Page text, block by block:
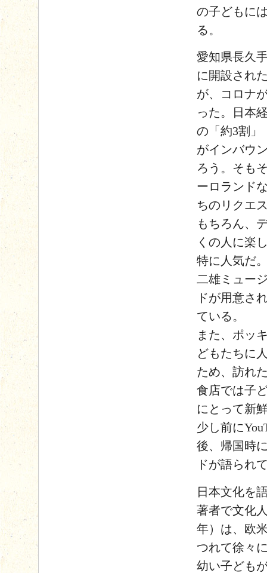
の子どもに
る。
愛知県長久
に開設され
が、コロナ
った。日本
の「約3割」
がインバウ
ろう。そも
ーロランド
ちのリクエ
もちろん、
くの人に楽
特に人気だ
二雄ミュー
ドが用意さ
ている。
また、ポッ
どもたちに
ため、訪れ
食店では子
にとって新
少し前に
後、帰国時
ドが語られ
日本文化を
著者で文化
年）は、欧
つれて徐々
幼い子ども